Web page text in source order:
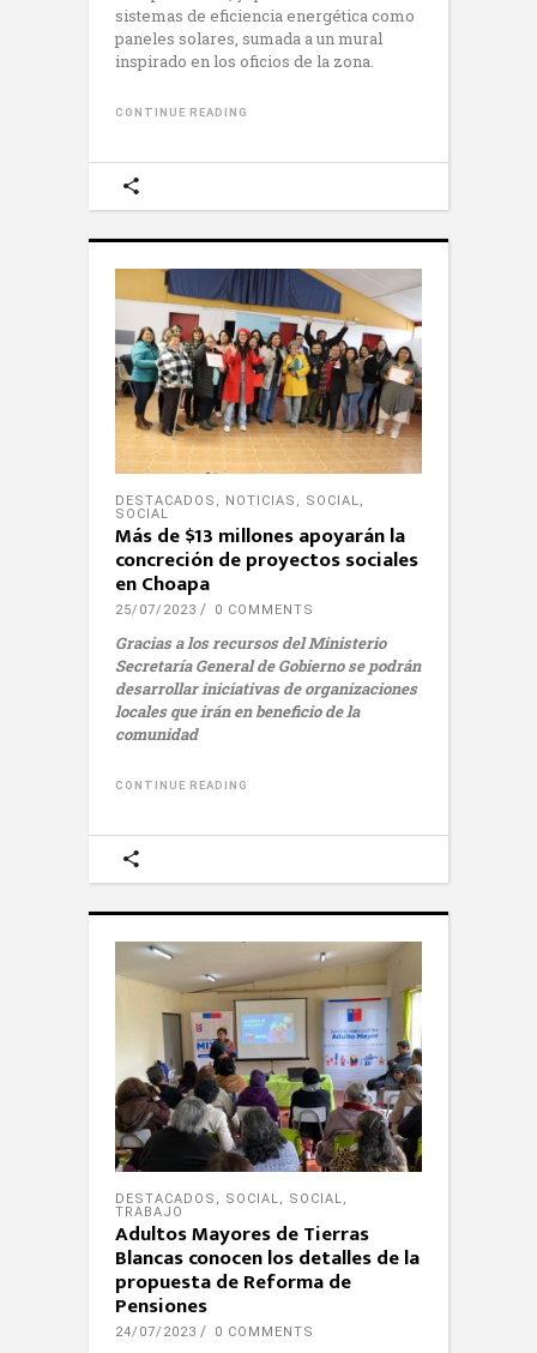
sistemas de eficiencia energética como
paneles solares, sumada a un mural
inspirado en los oficios de la zona.
CONTINUE READING
DESTACADOS , NOTICIAS , SOCIAL,
SOCIAL
Más de $13 millones apoyarán la
concreción de proyectos sociales
en Choapa
25/07/2023 0 COMMENTS
Gracias a los recursos del Ministerio
Secretaría General de Gobierno se podrán
desarrollar iniciativas de organizaciones
locales que irán en beneficio de la
comunidad
CONTINUE READING
DESTACADOS , SOCIAL, SOCIAL,
TRABAJO
Adultos Mayores de Tierras
Blancas conocen los detalles de la
propuesta de Reforma de
Pensiones
24/07/2023 0 COMMENTS